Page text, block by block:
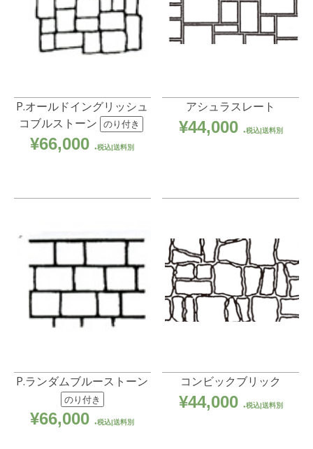
P.オールドイングリッシュ
コブルストーン のり付き
¥66,000 税込|送料別
アシュラスレート
¥44,000 税込|送料別
P.ランダムブルーストーン
のり付き
¥66,000 税込|送料別
コンビックブリック
¥44,000 税込|送料別